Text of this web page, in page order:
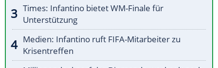
Times: Infantino bietet WM-Finale für
Unterstützung
Medien: Infantino ruft FIFA-Mitarbeiter zu
Krisentreffen